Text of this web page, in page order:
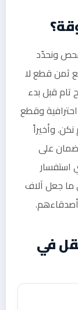
ونحدّد
ثمن قطع لا
تام قبل بدء
وقطع
وأخيراً
على
استفسار
جعل آلاف
في